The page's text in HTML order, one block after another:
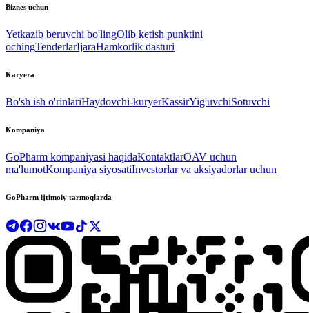
Biznes uchun
Yetkazib beruvchi bo'lingOlib ketish punktini
ochingTenderlarIjaraHamkorlik dasturi
Karyera
Bo'sh ish o'rinlariHaydovchi-kuryerKassirYig'uvchiSotuvchi
Kompaniya
GoPharm kompaniyasi haqidaKontaktlarOAV uchun
ma'lumotKompaniya siyosatiInvestorlar va aksiyadorlar uchun
GoPharm ijtimoiy tarmoqlarda